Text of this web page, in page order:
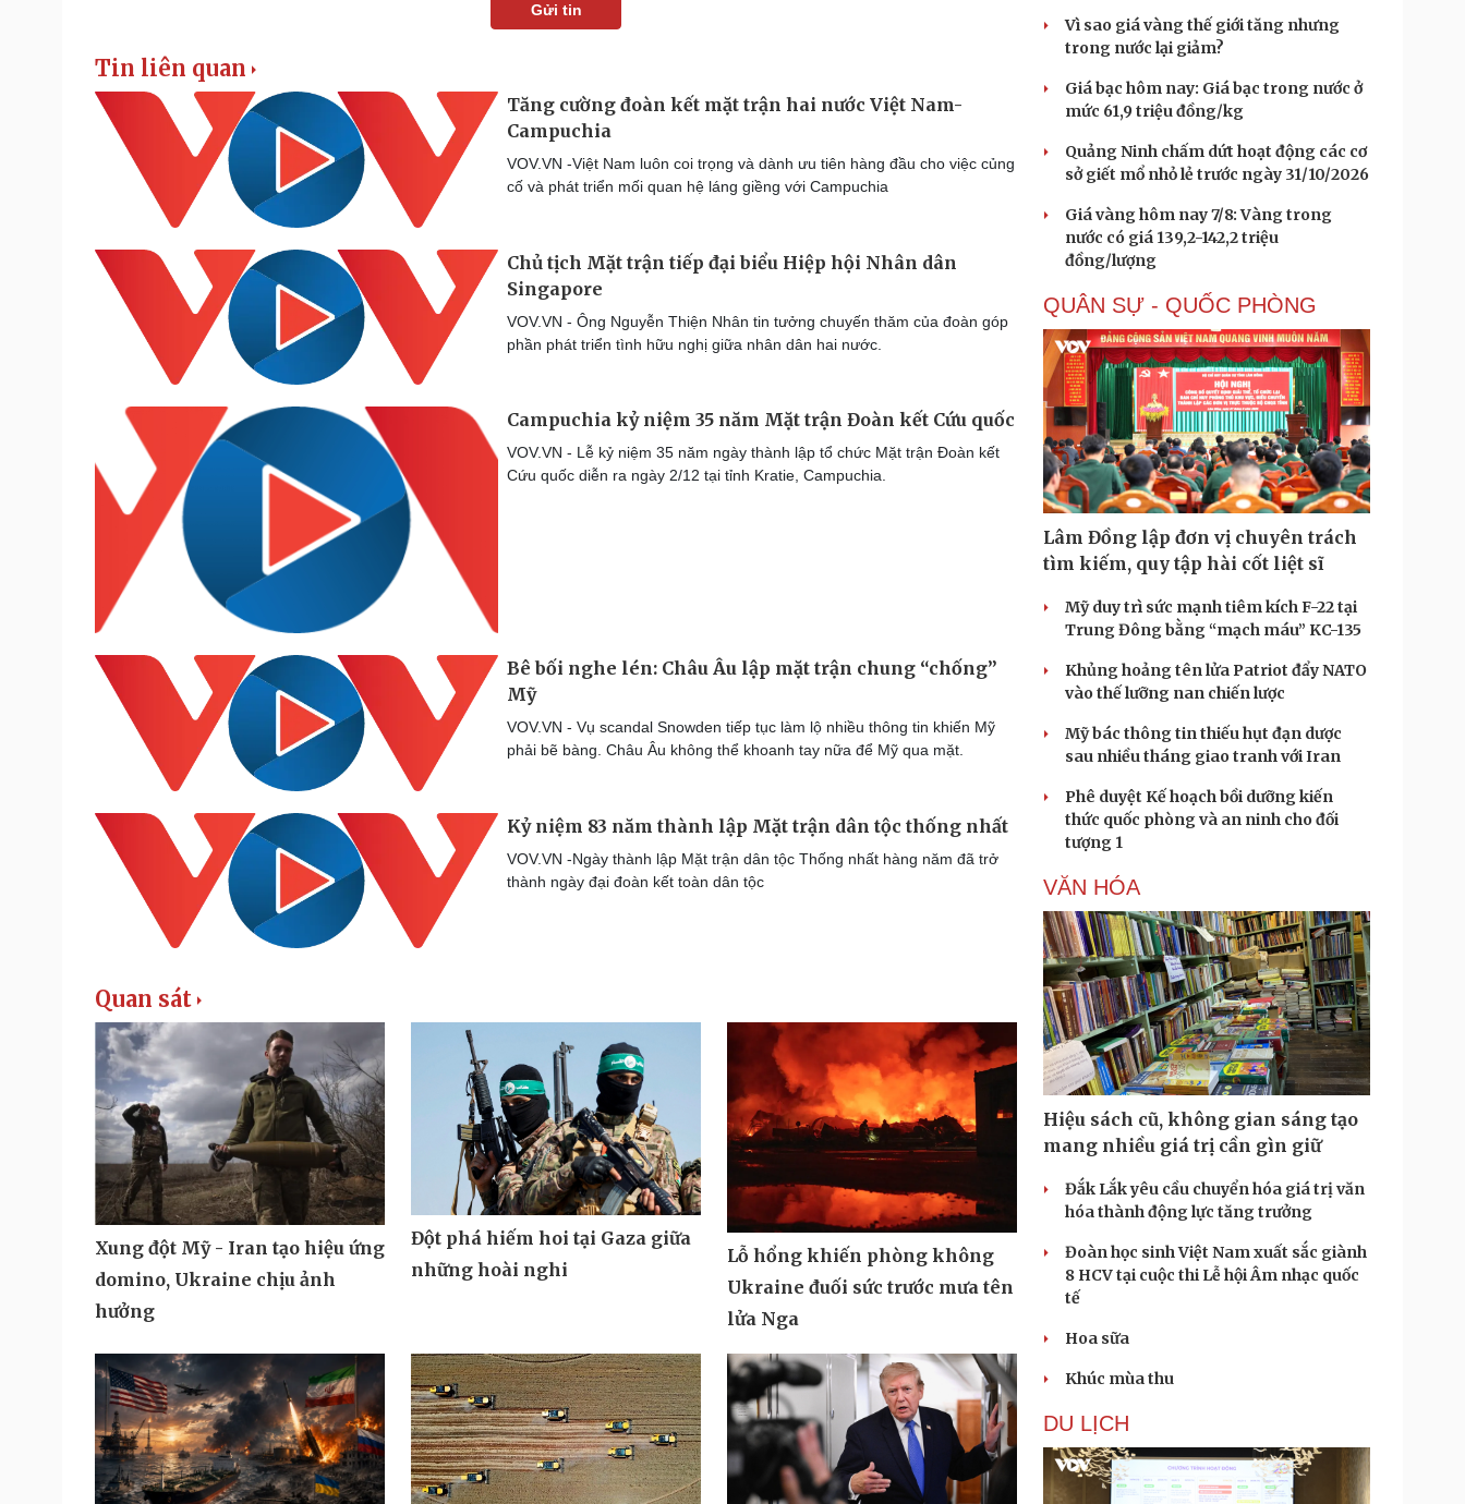
Gửi tin
Tin liên quan
Tăng cường đoàn kết mặt trận hai nước Việt Nam-
Campuchia
VOV.VN -Việt Nam luôn coi trọng và dành ưu tiên hàng đầu cho việc củng
cố và phát triển mối quan hệ láng giềng với Campuchia
Chủ tịch Mặt trận tiếp đại biểu Hiệp hội Nhân dân
Singapore
VOV.VN - Ông Nguyễn Thiện Nhân tin tưởng chuyến thăm của đoàn góp
phần phát triển tình hữu nghị giữa nhân dân hai nước.
Campuchia kỷ niệm 35 năm Mặt trận Đoàn kết Cứu quốc
VOV.VN - Lễ kỷ niệm 35 năm ngày thành lập tổ chức Mặt trận Đoàn kết
Cứu quốc diễn ra ngày 2/12 tại tỉnh Kratie, Campuchia.
Bê bối nghe lén: Châu Âu lập mặt trận chung “chống”
Mỹ
VOV.VN - Vụ scandal Snowden tiếp tục làm lộ nhiều thông tin khiến Mỹ
phải bẽ bàng. Châu Âu không thể khoanh tay nữa để Mỹ qua mặt.
Kỷ niệm 83 năm thành lập Mặt trận dân tộc thống nhất
VOV.VN -Ngày thành lập Mặt trận dân tộc Thống nhất hàng năm đã trở
thành ngày đại đoàn kết toàn dân tộc
Quan sát
Xung đột Mỹ - Iran tạo hiệu ứng
domino, Ukraine chịu ảnh
hưởng
Đột phá hiếm hoi tại Gaza giữa
những hoài nghi
Lỗ hổng khiến phòng không
Ukraine đuối sức trước mưa tên
lửa Nga
Vì sao giá vàng thế giới tăng nhưng
trong nước lại giảm?
Giá bạc hôm nay: Giá bạc trong nước ở
mức 61,9 triệu đồng/kg
Quảng Ninh chấm dứt hoạt động các cơ
sở giết mổ nhỏ lẻ trước ngày 31/10/2026
Giá vàng hôm nay 7/8: Vàng trong
nước có giá 139,2-142,2 triệu
đồng/lượng
QUÂN SỰ - QUỐC PHÒNG
Lâm Đồng lập đơn vị chuyên trách
tìm kiếm, quy tập hài cốt liệt sĩ
Mỹ duy trì sức mạnh tiêm kích F-22 tại
Trung Đông bằng “mạch máu” KC-135
Khủng hoảng tên lửa Patriot đẩy NATO
vào thế lưỡng nan chiến lược
Mỹ bác thông tin thiếu hụt đạn dược
sau nhiều tháng giao tranh với Iran
Phê duyệt Kế hoạch bồi dưỡng kiến
thức quốc phòng và an ninh cho đối
tượng 1
VĂN HÓA
Hiệu sách cũ, không gian sáng tạo
mang nhiều giá trị cần gìn giữ
Đắk Lắk yêu cầu chuyển hóa giá trị văn
hóa thành động lực tăng trưởng
Đoàn học sinh Việt Nam xuất sắc giành
8 HCV tại cuộc thi Lễ hội Âm nhạc quốc
tế
Hoa sữa
Khúc mùa thu
DU LỊCH